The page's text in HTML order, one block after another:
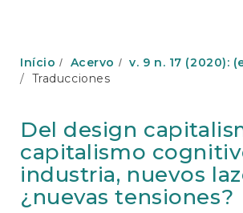
c
l
C
o
n
t
Início Acervo
v. 9 n. 17 (2020):
Traducciones
Del design
capitalismo
industria, nuevos
¿nuevas tensiones?